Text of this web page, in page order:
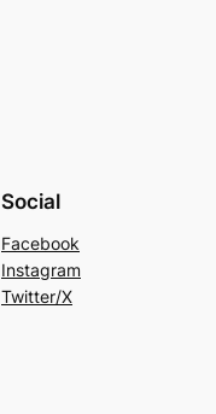
Social
Facebook
Instagram
Twitter/X